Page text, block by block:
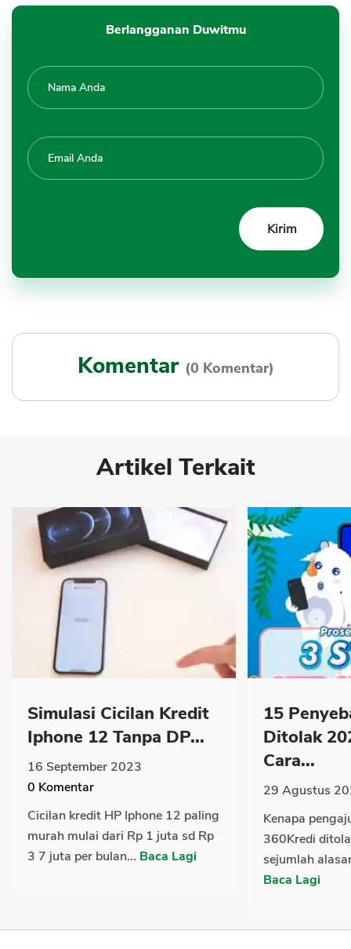
Berlangganan Duwitmu
Komentar (0 Komentar)
Artikel Terkait
Simulasi Cicilan Kredit
Iphone 12 Tanpa DP...
16 September 2023
0 Komentar
Cicilan kredit HP Iphone 12 paling
murah mulai dari Rp 1 juta sd Rp
3 7 juta per bulan... Baca Lagi
15
Ditolak
Cara...
29 Agustus
Kenapa
360Kredi
sejumlah
Baca Lagi